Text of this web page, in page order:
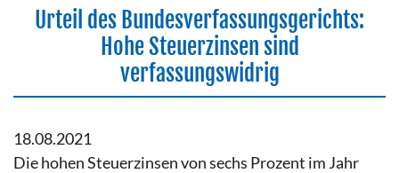
Urteil des Bundesverfassungsgerichts:
Hohe Steuerzinsen sind
verfassungswidrig
18.08.2021
Die hohen Steuerzinsen von sechs Prozent im Jahr